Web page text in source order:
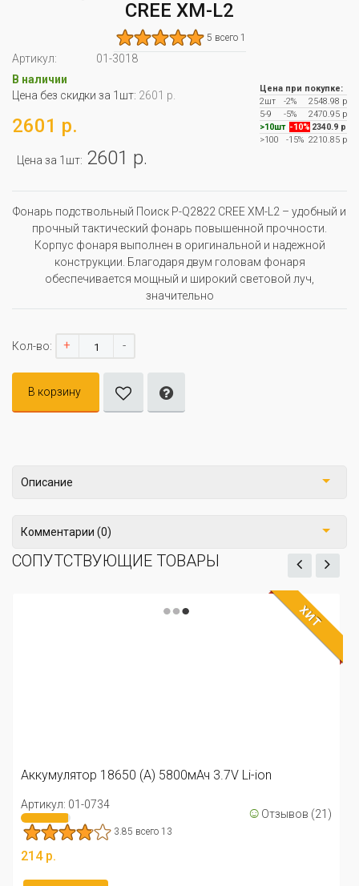
CREE XM-L2
5 всего 1
Артикул:
01-3018
В наличии
Цена без скидки за 1шт: 2601 р.
2601 р.
Цена за 1шт: 2601 р.
Цена при покупке:
2шт
-2%
2548.98 р
5-9
-5%
2470.95 р
>10шт -10% 2340.9 р
>100
-15% 2210.85 р
Фонарь подствольный Поиск P-Q2822 CREE XM-L2 – удобный и
прочный тактический фонарь повышенной прочности.
Корпус фонаря выполнен в оригинальной и надежной
конструкции. Благодаря двум головам фонаря
обеспечивается мощный и широкий световой луч,
значительно
Кол-во: + -
В корзину
Описание
Комментарии (0)
СОПУТСТВУЮЩИЕ ТОВАРЫ
ХИТ
Аккумулятор 18650 (А) 5800мАч 3.7V Li-ion
Артикул: 01-0734 ☺ Отзывов (21)
3.85 всего 13
214 р.